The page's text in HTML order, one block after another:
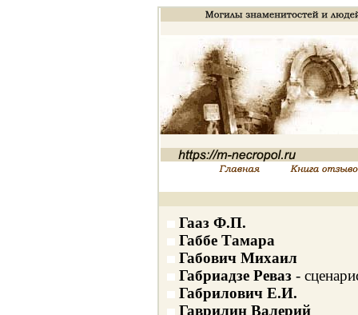
Гааз Ф.П.
Габбе Тамара
Габович Михаил
Габриадзе Реваз-
Габрилович Е.И.
Гаврилин Валерий